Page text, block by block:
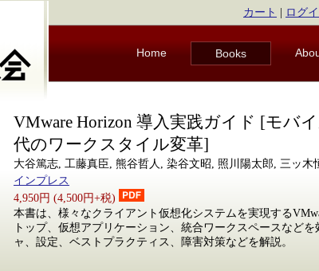
カート ログ
Home Books
VMware Horizon 導入実践ガイド [モバ
代のワークスタイル変革]
大谷篤志, 工藤真臣, 熊谷哲人, 染谷文昭, 照川陽太郎, 三ッ木
インプレス
4,950円 (4,500円+税)
本書は、様々なクライアント仮想化システムを実現する
トップ、仮想アプリケーション、統合ワークスペースなど
ャ、設定、ベストプラクティス、障害対策などを解説。